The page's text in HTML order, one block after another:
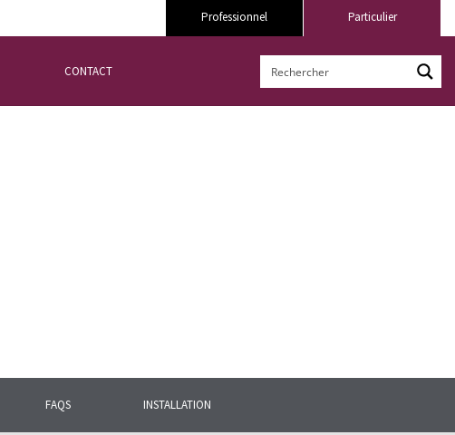
Particulier
Professionnel
CONTACT
FAQS INSTALLATION